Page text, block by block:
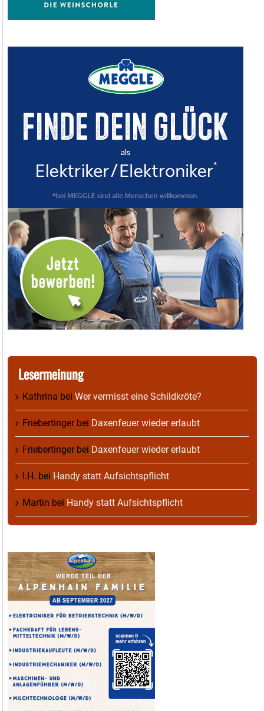
Lesermeinung
Kathrina bei Wer vermisst eine Schildkröte?
Friebertingerbei Daxenfeuer wieder erlaubt
Friebertingerbei Daxenfeuer wieder erlaubt
I.H. bei Handy statt Aufsichtspflicht
Martin bei Handy statt Aufsichtspflicht